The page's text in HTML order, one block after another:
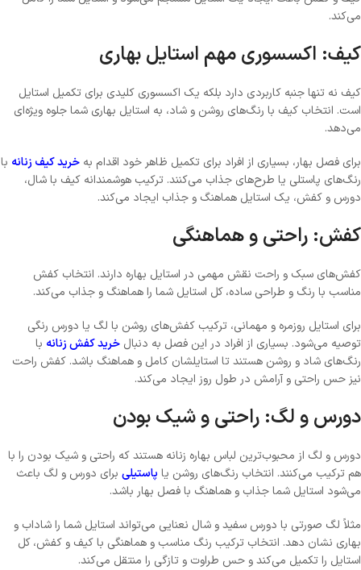
می‌کند.
کیف: اکسسوری مهم استایل بهاری
کیف نه تنها جنبه کاربردی دارد بلکه یک اکسسوری کلیدی برای تکمیل استایل
است. انتخاب کیف با رنگ‌های روشن و شاد، به استایل بهاری شما جلوه ویژه‌ای
می‌دهد.
برای فصل بهار، بسیاری از افراد برای تکمیل ظاهر خود اقدام به خرید کیف زنانه با
رنگ‌های پاستلی یا طرح‌های جذاب می‌کنند. ترکیب هوشمندانه کیف با شال،
دورس و کفش، یک استایل هماهنگ و جذاب ایجاد می‌کند.
کفش: راحتی و هماهنگی
کفش‌های سبک و راحت نقش مهمی در استایل بهاره دارند. انتخاب کفش
مناسب با رنگ و طراحی ساده، کل استایل شما را هماهنگ و جذاب می‌کند.
برای استایل روزمره و مهمانی، ترکیب کفش‌های روشن با لگ یا دورس رنگی
توصیه می‌شود. بسیاری از افراد در این فصل به دنبال خرید کفش زنانه با
رنگ‌های شاد و روشن هستند تا استایلشان کامل و هماهنگ باشد. کفش راحت
نیز حس راحتی و آرامش در طول روز ایجاد می‌کند.
دورس و لگ: راحتی و شیک بودن
دورس و لگ از محبوب‌ترین لباس بهاره زنانه هستند که راحتی و شیک بودن را با
هم ترکیب می‌کنند. انتخاب رنگ‌های روشن یا پاستیلی برای دورس و لگ باعث
می‌شود استایل شما جذاب و هماهنگ با فصل بهار باشد.
مثلاً لگ صورتی با دورس سفید و شال نعنایی می‌تواند استایل شما را شاداب و
بهاری نشان دهد. انتخاب ترکیب رنگ مناسب و هماهنگی با کیف و کفش، کل
استایل را تکمیل می‌کند و حس طراوت و تازگی را منتقل می‌کند.